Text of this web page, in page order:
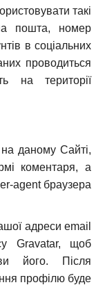
такі
пошта, номер
в соціальних
проводиться
на території
даному Сайті,
коментаря, а
agent браузера
адреси email
Gravatar, щоб
його. Після
профілю буде